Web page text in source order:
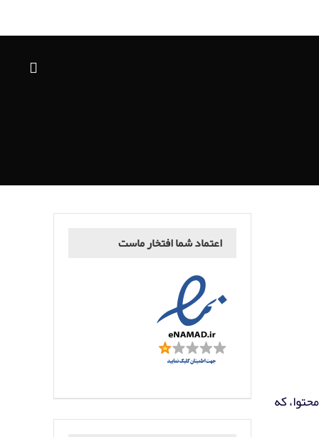
که
اعتماد شما افتخار ماست